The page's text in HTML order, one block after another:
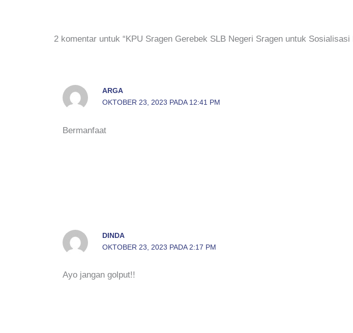
2 komentar untuk “KPU Sragen Gerebek SLB Negeri Sragen untuk
ARGA
OKTOBER 23, 2023 PADA 12:41 PM
Bermanfaat
DINDA
OKTOBER 23, 2023 PADA 2:17 PM
Ayo jangan golput!!